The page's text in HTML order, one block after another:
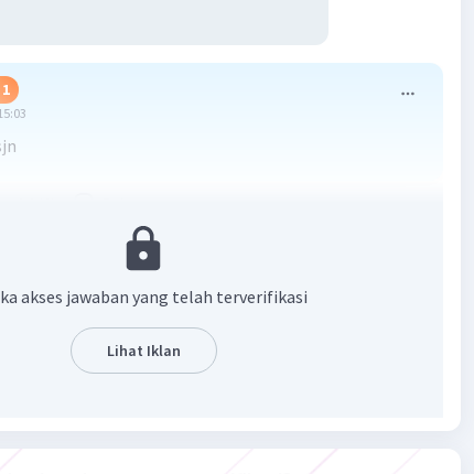
akses jawaban yang telah terverifikasi
Lihat Iklan